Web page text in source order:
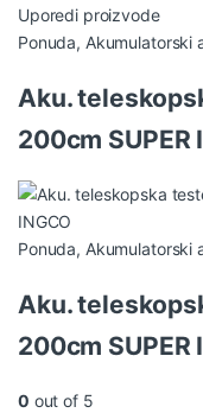
s
l
T
a
b
Uporedi proizvode
Ponuda, Akumulatorski
Aku.
200cm SUPER
Ponuda, Akumulatorski
Aku.
200cm SUPER
0 out of 5